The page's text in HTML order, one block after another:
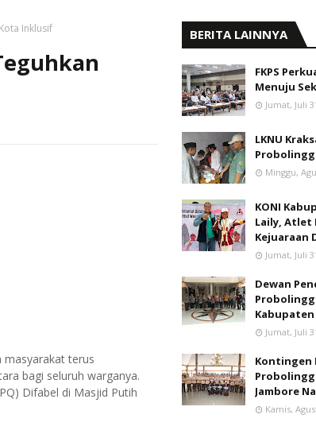
Inklusif
masyarakat terus
bagi seluruh warganya.
Difabel di Masjid Putih
BERITA LAINNYA
FKPS
Menuju
Jumat, Juli
LKNU
Minggu,
KONI
Laily, Atlet
Kejuaraan
Jumat, Juli
Dewan
Jumat, Juli
Kontingen
Jambore
Kamis,